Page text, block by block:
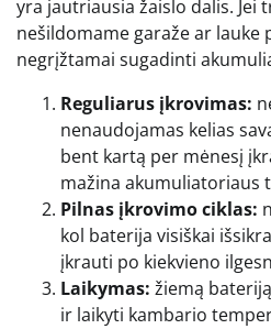
yra jautriausia žaislo dalis. Jei
nešildomame garaže ar lauke
negrįžtamai sugadinti
Reguliarus įkrovimas:
nenaudojamas kelias
bent kartą per mėnesį
mažina akumuliatoriaus
Pilnas įkrovimo ciklas:
kol baterija visiškai
įkrauti po kiekvieno
Laikymas: žiemą
ir laikyti kambario